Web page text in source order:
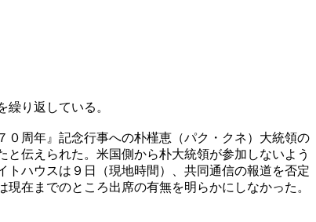
り返している。
周年』記念行事への朴槿恵（パク・クネ）大統領の
伝えられた。米国側から朴大統領が参加しないよう
ハウスは９日（現地時間）、共同通信の報道を否定
在までのところ出席の有無を明らかにしなかった。